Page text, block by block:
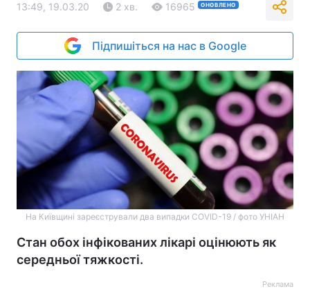
13:49, 19.03.20 2 хв. 16965 ОНОВЛЕНО
Підпишіться на нас в Google
На Київщині зареєстрували два випадки COVID-19 / фото УНІАН
Стан обох інфікованих лікарі оцінюють як
середньої тяжкості.
Реклама